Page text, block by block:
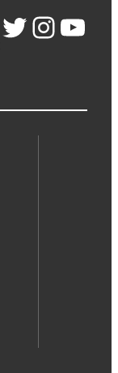
Twitter